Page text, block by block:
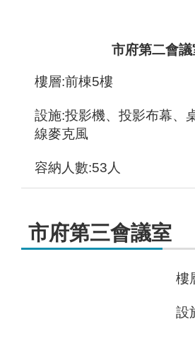
市府第二會議
樓層:前棟5樓
設施:投影機、投影布幕、
線麥克風
容納人數:53人
市府第三會議室
樓
設